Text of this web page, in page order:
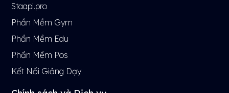
Staapi.pro
Phần Mềm Gym
Phần Mềm Edu
Phần Mềm Pos
Kết Nối Giảng Dạy